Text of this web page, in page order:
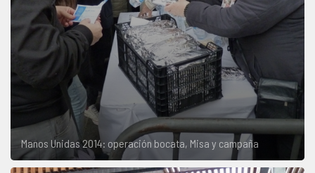
Manos Unidas 2014: operación bocata, Misa y campaña